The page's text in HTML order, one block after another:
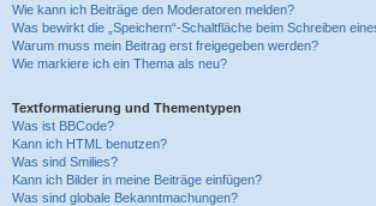
Wie kann ich Beiträge den Moderatoren melden?
Was bewirkt die „Speichern“-Schaltfläche beim Schreiben
Warum muss mein Beitrag erst freigegeben werden?
Wie markiere ich ein Thema als neu?
Textformatierung und Thementypen
Was ist BBCode?
Kann ich HTML benutzen?
Was sind Smilies?
Kann ich Bilder in meine Beiträge einfügen?
Was sind globale Bekanntmachungen?